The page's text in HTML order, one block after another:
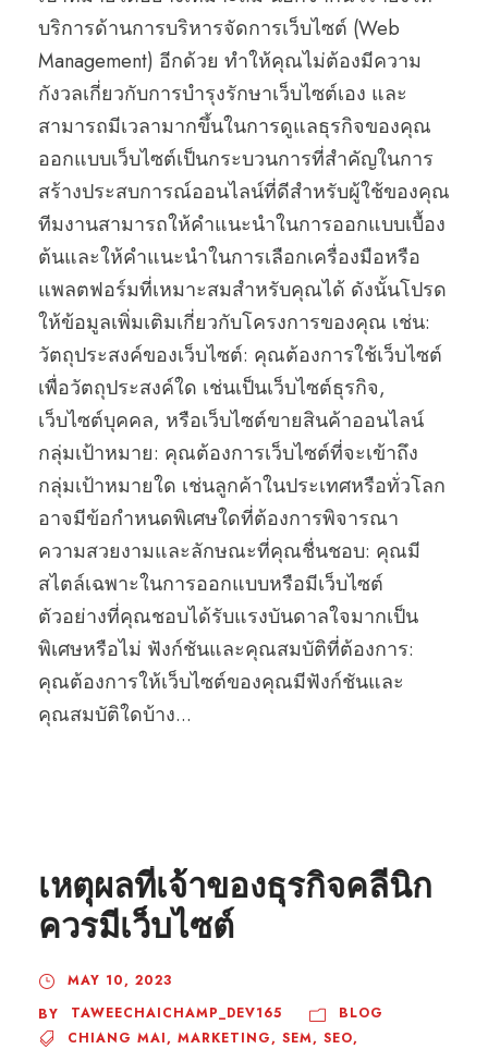
บริการด้านการบริหารจัดการเว็บไซต์ (Web
Management) อีกด้วย ทำให้คุณไม่ต้องมีความ
กังวลเกี่ยวกับการบำรุงรักษาเว็บไซต์เอง และ
สามารถมีเวลามากขึ้นในการดูแลธุรกิจของคุณ
ออกแบบเว็บไซต์เป็นกระบวนการที่สำคัญในการ
สร้างประสบการณ์ออนไลน์ที่ดีสำหรับผู้ใช้ของคุณ
ทีมงานสามารถให้คำแนะนำในการออกแบบเบื้อง
ต้นและให้คำแนะนำในการเลือกเครื่องมือหรือ
แพลตฟอร์มที่เหมาะสมสำหรับคุณได้ ดังนั้นโปรด
ให้ข้อมูลเพิ่มเติมเกี่ยวกับโครงการของคุณ เช่น:
วัตถุประสงค์ของเว็บไซต์: คุณต้องการใช้เว็บไซต์
เพื่อวัตถุประสงค์ใด เช่นเป็นเว็บไซต์ธุรกิจ,
เว็บไซต์บุคคล, หรือเว็บไซต์ขายสินค้าออนไลน์
กลุ่มเป้าหมาย: คุณต้องการเว็บไซต์ที่จะเข้าถึง
กลุ่มเป้าหมายใด เช่นลูกค้าในประเทศหรือทั่วโลก
อาจมีข้อกำหนดพิเศษใดที่ต้องการพิจารณา
ความสวยงามและลักษณะที่คุณชื่นชอบ: คุณมี
สไตล์เฉพาะในการออกแบบหรือมีเว็บไซต์
ตัวอย่างที่คุณชอบได้รับแรงบันดาลใจมากเป็น
พิเศษหรือไม่ ฟังก์ชันและคุณสมบัติที่ต้องการ:
คุณต้องการให้เว็บไซต์ของคุณมีฟังก์ชันและ
คุณสมบัติใดบ้าง...
เหตุผลที่เจ้าของธุรกิจคลีนิก
ควรมีเว็บไซต์
MAY 10, 2023
BY
TAWEECHAICHAMP_DEV165
BLOG
CHIANG MAI, MARKETING, SEM, SEO,